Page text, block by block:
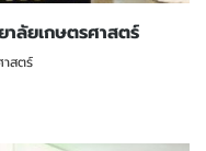
ลัยเกษตรศาสตร์
สตร์